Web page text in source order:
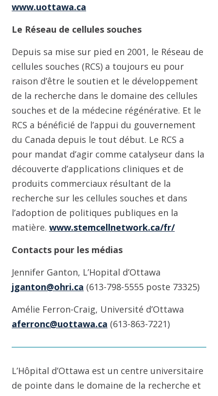
www.uottawa.ca
Le Réseau de cellules souches
Depuis sa mise sur pied en 2001, le Réseau de
cellules souches (RCS) a toujours eu pour
raison d’être le soutien et le développement
de la recherche dans le domaine des cellules
souches et de la médecine régénérative. Et le
RCS a bénéficié de l’appui du gouvernement
du Canada depuis le tout début. Le RCS a
pour mandat d’agir comme catalyseur dans la
découverte d’applications cliniques et de
produits commerciaux résultant de la
recherche sur les cellules souches et dans
l’adoption de politiques publiques en la
matière. www.stemcellnetwork.ca/fr/
Contacts pour les médias
Jennifer Ganton, L’Hopital d’Ottawa
jganton@ohri.ca (613-798-5555 poste 73325)
Amélie Ferron-Craig, Université d’Ottawa
aferronc@uottawa.ca (613-863-7221)
L’Hôpital d’Ottawa est un centre universitaire
de pointe dans le domaine de la recherche et